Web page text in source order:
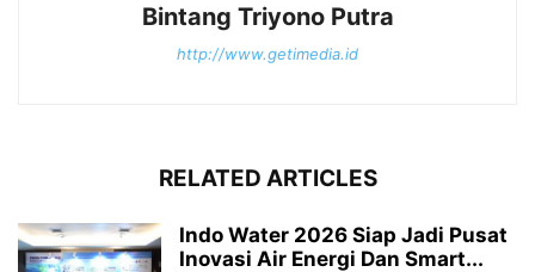
Bintang Triyono Putra
http://www.getimedia.id
RELATED ARTICLES
Indo Water 2026 Siap Jadi Pusat
Inovasi Air Energi Dan Smart...